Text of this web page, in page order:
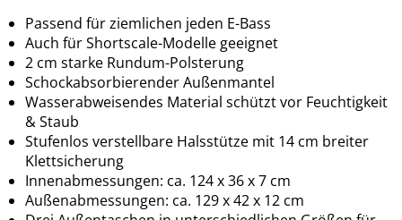
Passend für ziemlichen jeden E-Bass
Auch für Shortscale-Modelle geeignet
2 cm starke Rundum-Polsterung
Schockabsorbierender Außenmantel
Wasserabweisendes Material schützt vor Feuchtigkeit
& Staub
Stufenlos verstellbare Halsstütze mit 14 cm breiter
Klettsicherung
Innenabmessungen: ca. 124 x 36 x 7 cm
Außenabmessungen: ca. 129 x 42 x 12 cm